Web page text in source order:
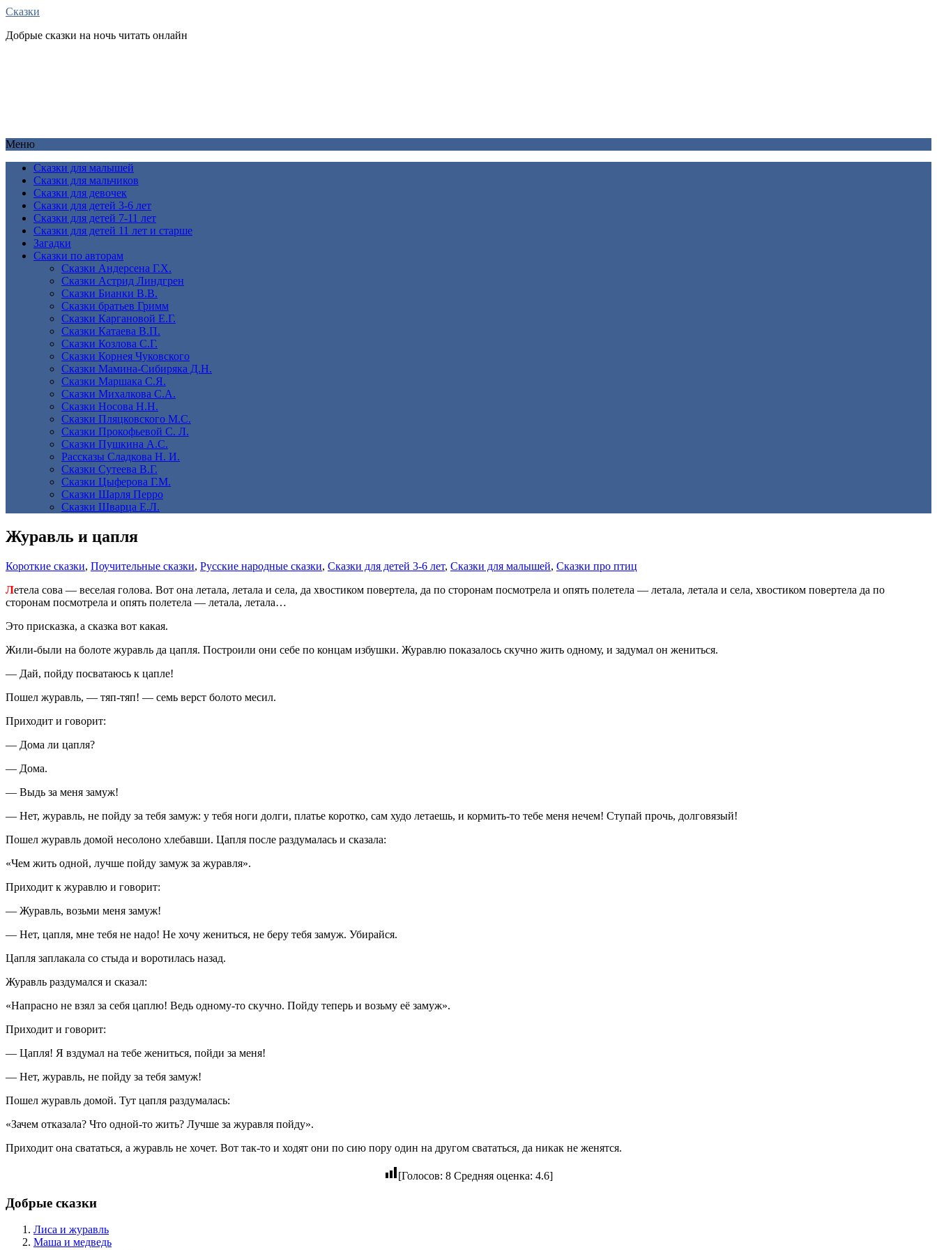
Сказки
Добрые сказки на ночь читать онлайн
Меню
Сказки для малышей
Сказки для мальчиков
Сказки для девочек
Сказки для детей 3-6 лет
Сказки для детей 7-11 лет
Сказки для детей 11 лет и старше
Загадки
Сказки по авторам
Сказки Андерсена Г.Х.
Сказки Астрид Линдгрен
Сказки Бианки В.В.
Сказки братьев Гримм
Сказки Каргановой Е.Г.
Сказки Катаева В.П.
Сказки Козлова С.Г.
Сказки Корнея Чуковского
Сказки Мамина-Сибиряка Д.Н.
Сказки Маршака С.Я.
Сказки Михалкова С.А.
Сказки Носова Н.Н.
Сказки Пляцковского М.С.
Сказки Прокофьевой С. Л.
Сказки Пушкина А.С.
Рассказы Сладкова Н. И.
Сказки Сутеева В.Г.
Сказки Цыферова Г.М.
Сказки Шарля Перро
Сказки Шварца Е.Л.
Журавль и цапля
Короткие сказки, Поучительные сказки, Русские народные сказки, Сказки для детей 3-6 лет, Сказки для малышей, Сказки про птиц
Летела сова — веселая голова. Вот она летала, летала и села, да хвостиком повертела, да по сторонам посмотрела и опять полетела — летала, летала и села, хвостиком повертела да по
сторонам посмотрела и опять полетела — летала, летала…
Это присказка, а сказка вот какая.
Жили-были на болоте журавль да цапля. Построили они себе по концам избушки. Журавлю показалось скучно жить одному, и задумал он жениться.
— Дай, пойду посватаюсь к цапле!
Пошел журавль, — тяп-тяп! — семь верст болото месил.
Приходит и говорит:
— Дома ли цапля?
— Дома.
— Выдь за меня замуж!
— Нет, журавль, не пойду за тебя замуж: у тебя ноги долги, платье коротко, сам худо летаешь, и кормить-то тебе меня нечем! Ступай прочь, долговязый!
Пошел журавль домой несолоно хлебавши. Цапля после раздумалась и сказала:
«Чем жить одной, лучше пойду замуж за журавля».
Приходит к журавлю и говорит:
— Журавль, возьми меня замуж!
— Нет, цапля, мне тебя не надо! Не хочу жениться, не беру тебя замуж. Убирайся.
Цапля заплакала со стыда и воротилась назад.
Журавль раздумался и сказал:
«Напрасно не взял за себя цаплю! Ведь одному-то скучно. Пойду теперь и возьму её замуж».
Приходит и говорит:
— Цапля! Я вздумал на тебе жениться, пойди за меня!
— Нет, журавль, не пойду за тебя замуж!
Пошел журавль домой. Тут цапля раздумалась:
«Зачем отказала? Что одной-то жить? Лучше за журавля пойду».
Приходит она свататься, а журавль не хочет. Вот так-то и ходят они по сию пору один на другом свататься, да никак не женятся.
[Голосов: 8 Средняя оценка: 4.6]
Добрые сказки
Лиса и журавль
Маша и медведь